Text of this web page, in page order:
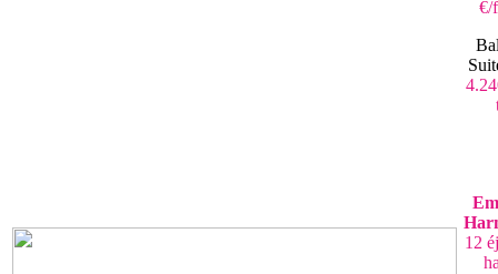
€/
12